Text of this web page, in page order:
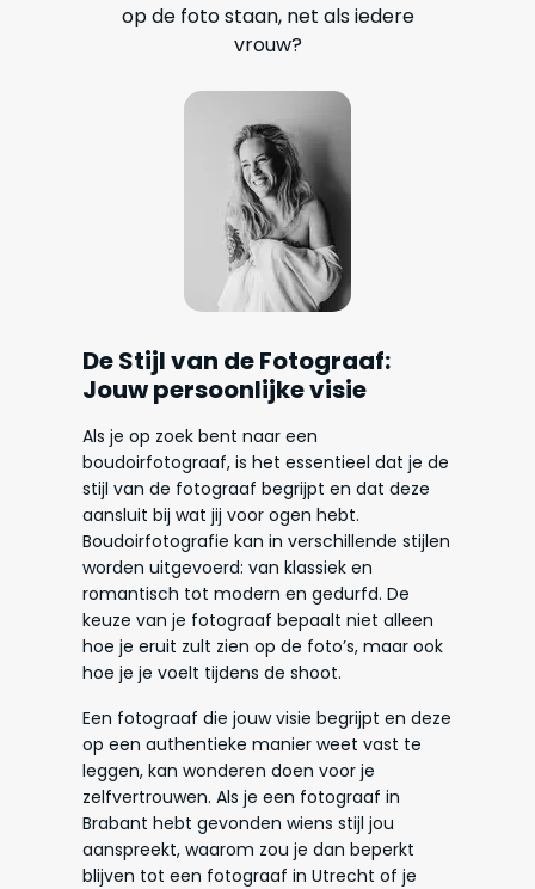
De Stijl van de Fotograaf:
Jouw persoonlijke visie
Als je op zoek bent naar een
boudoirfotograaf, is het essentieel dat je de
stijl van de fotograaf begrijpt en dat deze
aansluit bij wat jij voor ogen hebt.
Boudoirfotografie kan in verschillende stijlen
worden uitgevoerd: van klassiek en
romantisch tot modern en gedurfd. De
keuze van je fotograaf bepaalt niet alleen
hoe je eruit zult zien op de foto’s, maar ook
hoe je je voelt tijdens de shoot.
Een fotograaf die jouw visie begrijpt en deze
op een authentieke manier weet vast te
leggen, kan wonderen doen voor je
zelfvertrouwen. Als je een fotograaf in
Brabant hebt gevonden wiens stijl jou
aanspreekt, waarom zou je dan beperkt
blijven tot een fotograaf in Utrecht of je
op de foto staan, net als iedere
vrouw?